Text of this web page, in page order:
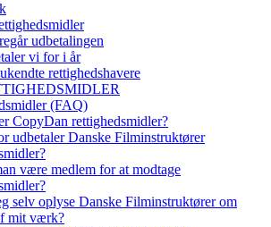
udbetalingen
vi for i år
rettighedshavere
(FAQ)
CopyDan rettighedsmidler?
udbetaler Danske Filminstruktører
være medlem for at modtage
selv oplyse Danske Filminstruktører om
mit værk?